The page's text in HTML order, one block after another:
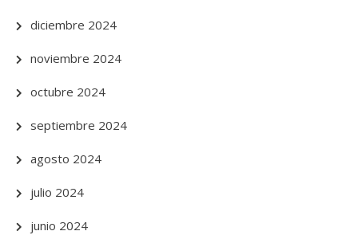
diciembre 2024
noviembre 2024
octubre 2024
septiembre 2024
agosto 2024
julio 2024
junio 2024